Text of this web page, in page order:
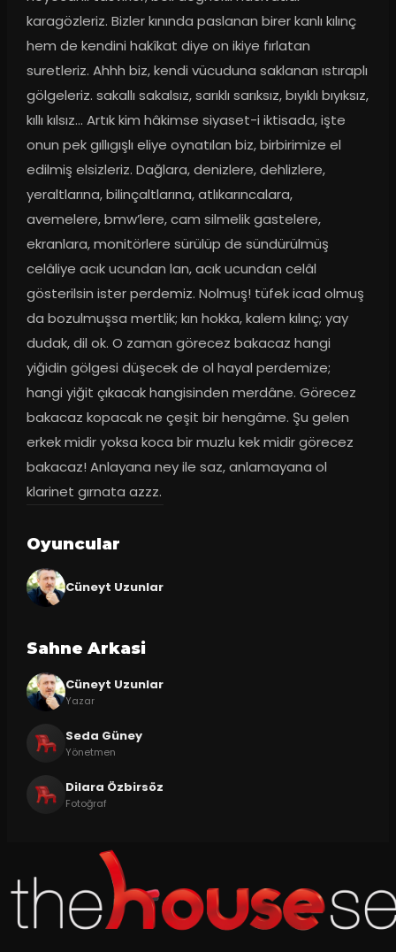
karagözleriz. Bizler kınında paslanan birer kanlı kılınç
hem de kendini hakîkat diye on ikiye fırlatan
suretleriz. Ahhh biz, kendi vücuduna saklanan ıstıraplı
gölgeleriz. sakallı sakalsız, sarıklı sarıksız, bıyıklı bıyıksız,
kıllı kılsız… Artık kim hâkimse siyaset-i iktisada, işte
onun pek gıllıgışlı eliye oynatılan biz, birbirimize el
edilmiş elsizleriz. Dağlara, denizlere, dehlizlere,
yeraltlarına, bilinçaltlarına, atlıkarıncalara,
avemelere, bmw’lere, cam silmelik gastelere,
ekranlara, monitörlere sürülüp de sündürülmüş
celâliye acık ucundan lan, acık ucundan celâl
gösterilsin ister perdemiz. Nolmuş! tüfek icad olmuş
da bozulmuşsa mertlik; kın hokka, kalem kılınç; yay
dudak, dil ok. O zaman görecez bakacaz hangi
yiğidin gölgesi düşecek de ol hayal perdemize;
hangi yiğit çıkacak hangisinden merdâne. Görecez
bakacaz kopacak ne çeşit bir hengâme. Şu gelen
erkek midir yoksa koca bir muzlu kek midir görecez
bakacaz! Anlayana ney ile saz, anlamayana ol
klarinet gırnata azzz.
Oyuncular
Cüneyt Uzunlar
Sahne Arkasi
Cüneyt Uzunlar
Yazar
Seda Güney
Yönetmen
Dilara Özbirsöz
Fotoğraf